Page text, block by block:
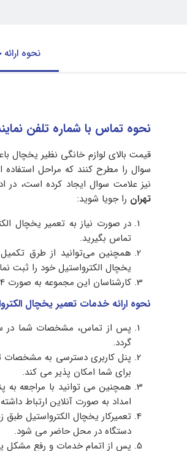
نحوه
نحوه تماس با شماره تلفن
قیمت بالای لوازم خانگی نظیر یخچال
سوال را مطرح کنند که مراحل
نیز علامت سوال ایجاد کرده است، در
تهران را جویا شوید:
در صورت نیاز به تعمیر یخچال
تماس بگیرید.
همچنین می‌توانید از طرق تکمیل
یخچال الکترواستیل خود را ثبت
کارشناسان این مجموعه به صورت 24 ساعته و در تمامی روزهای هفته پاسخگوی شما عزیزان می باشند.
نحوه ارائه خدمات تعمیر یخچال
پس از تماس، مشخصات شما در
گردد.
پنل کاربری دسترسی به مشخصات
برای شما امکان پذیر می کند.
همچنین می توانید با مراجعه به
امداد به صورت آنلاین ارتباط
تعمیرکار یخچال الکترواستیل طبق
دستگاه در محل حاضر می شود.
پس از اتمام خدمات و رفع مشکل